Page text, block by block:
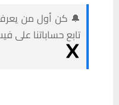
🔔 كن أول من يعرف
تابع حساباتنا على